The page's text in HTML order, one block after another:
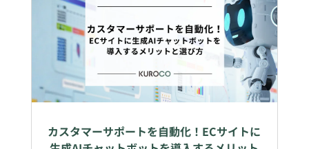
カスタマーサポートを自動化！ECサイトに